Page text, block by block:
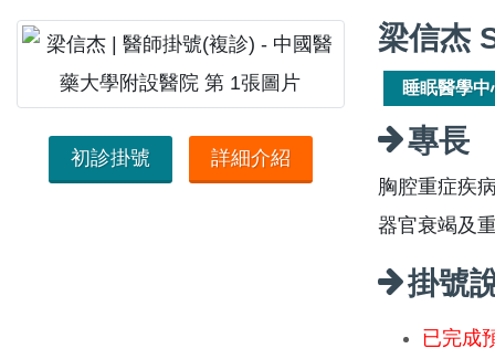
初診掛號 詳細介紹
梁信杰
睡眠醫學中
專長
胸腔重症疾
器官衰竭及
掛號
已完成